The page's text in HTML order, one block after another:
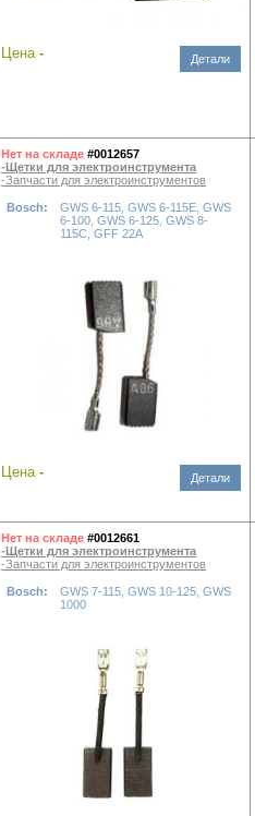
Цена - Детали
Нет на складе #0012657
-Щетки для электроинструмента
-Запчасти для электроинструментов
Bosch:
GWS 6-115, GWS 6-115E, GWS
6-100, GWS 6-125, GWS 8-
115C, GFF 22A
Цена - Детали
Нет на складе #0012661
-Щетки для электроинструмента
-Запчасти для электроинструментов
Bosch:
GWS 7-115, GWS 10-125, GWS
1000